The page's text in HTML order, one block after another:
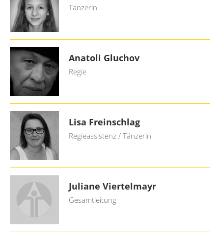
Tänzerin
Anatoli Gluchov
Regie
Lisa Freinschlag
Regieassistenz / Tänzerin
Juliane Viertelmayr
Gesamtleitung